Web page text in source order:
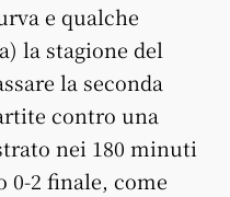
e qualche
la stagione del
la seconda
contro una
nei 180 minuti
0-2 finale, come